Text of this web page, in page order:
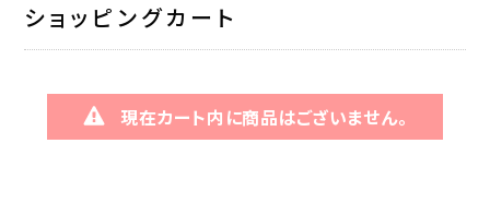
ショッピングカート
現在カート内に商品はございません。